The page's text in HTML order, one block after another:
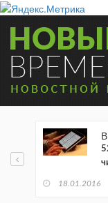
18.01.2016